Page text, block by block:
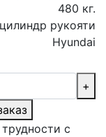
480 кг.
рукояти
Hyundai
+
с